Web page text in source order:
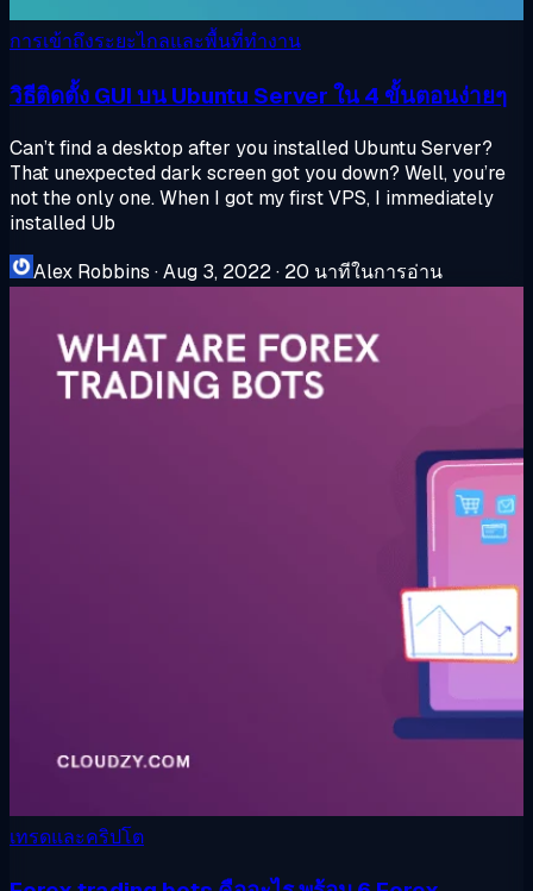
การเข้าถึงระยะไกลและพื้นที่ทำงาน
วิธีติดตั้ง GUI บน Ubuntu Server ใน 4 ขั้นตอนง่ายๆ
Can’t find a desktop after you installed Ubuntu Server?
That unexpected dark screen got you down? Well, you’re
not the only one. When I got my first VPS, I immediately
installed Ub
Alex Robbins ·Aug 3, 2022· 20 นาทีในการอ่าน
เทรดและคริปโต